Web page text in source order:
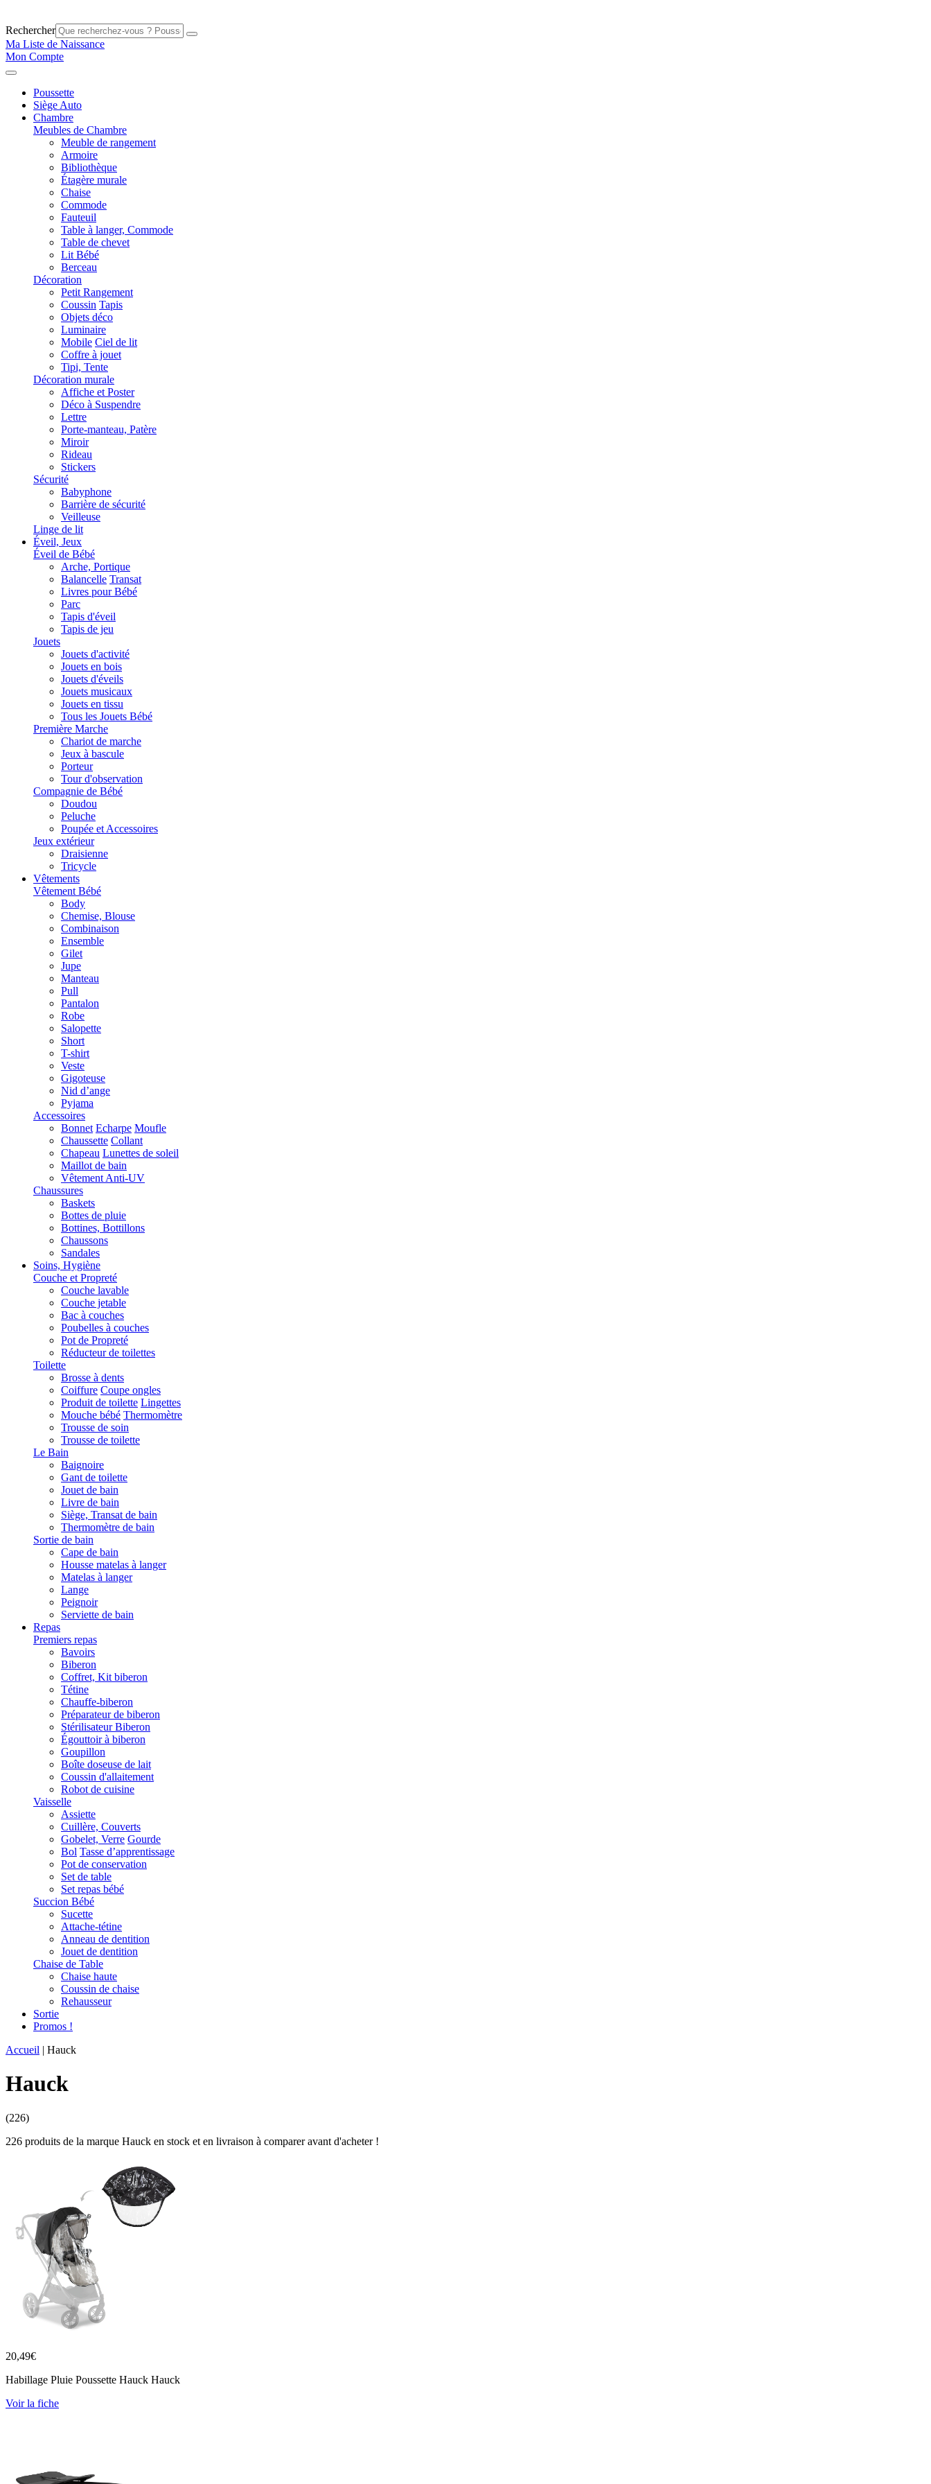
Rechercher
Ma Liste de Naissance
Mon Compte
Poussette
Siège Auto
Chambre
Meubles de Chambre
Meuble de rangement
Armoire
Bibliothèque
Étagère murale
Chaise
Commode
Fauteuil
Table à langer, Commode
Table de chevet
Lit Bébé
Berceau
Décoration
Petit Rangement
Coussin Tapis
Objets déco
Luminaire
Mobile Ciel de lit
Coffre à jouet
Tipi, Tente
Décoration murale
Affiche et Poster
Déco à Suspendre
Lettre
Porte-manteau, Patère
Miroir
Rideau
Stickers
Sécurité
Babyphone
Barrière de sécurité
Veilleuse
Linge de lit
Éveil, Jeux
Éveil de Bébé
Arche, Portique
Balancelle Transat
Livres pour Bébé
Parc
Tapis d'éveil
Tapis de jeu
Jouets
Jouets d'activité
Jouets en bois
Jouets d'éveils
Jouets musicaux
Jouets en tissu
Tous les Jouets Bébé
Première Marche
Chariot de marche
Jeux à bascule
Porteur
Tour d'observation
Compagnie de Bébé
Doudou
Peluche
Poupée et Accessoires
Jeux extérieur
Draisienne
Tricycle
Vêtements
Vêtement Bébé
Body
Chemise, Blouse
Combinaison
Ensemble
Gilet
Jupe
Manteau
Pull
Pantalon
Robe
Salopette
Short
T-shirt
Veste
Gigoteuse
Nid d’ange
Pyjama
Accessoires
Bonnet Echarpe Moufle
Chaussette Collant
Chapeau Lunettes de soleil
Maillot de bain
Vêtement Anti-UV
Chaussures
Baskets
Bottes de pluie
Bottines, Bottillons
Chaussons
Sandales
Soins, Hygiène
Couche et Propreté
Couche lavable
Couche jetable
Bac à couches
Poubelles à couches
Pot de Propreté
Réducteur de toilettes
Toilette
Brosse à dents
Coiffure Coupe ongles
Produit de toilette Lingettes
Mouche bébé Thermomètre
Trousse de soin
Trousse de toilette
Le Bain
Baignoire
Gant de toilette
Jouet de bain
Livre de bain
Siège, Transat de bain
Thermomètre de bain
Sortie de bain
Cape de bain
Housse matelas à langer
Matelas à langer
Lange
Peignoir
Serviette de bain
Repas
Premiers repas
Bavoirs
Biberon
Coffret, Kit biberon
Tétine
Chauffe-biberon
Préparateur de biberon
Stérilisateur Biberon
Égouttoir à biberon
Goupillon
Boîte doseuse de lait
Coussin d'allaitement
Robot de cuisine
Vaisselle
Assiette
Cuillère, Couverts
Gobelet, Verre Gourde
Bol Tasse d’apprentissage
Pot de conservation
Set de table
Set repas bébé
Succion Bébé
Sucette
Attache-tétine
Anneau de dentition
Jouet de dentition
Chaise de Table
Chaise haute
Coussin de chaise
Rehausseur
Sortie
Promos !
Accueil | Hauck
Hauck
(226)
226 produits de la marque Hauck en stock et en livraison à comparer avant d'acheter !
20,49€
Habillage Pluie Poussette Hauck Hauck
Voir la fiche